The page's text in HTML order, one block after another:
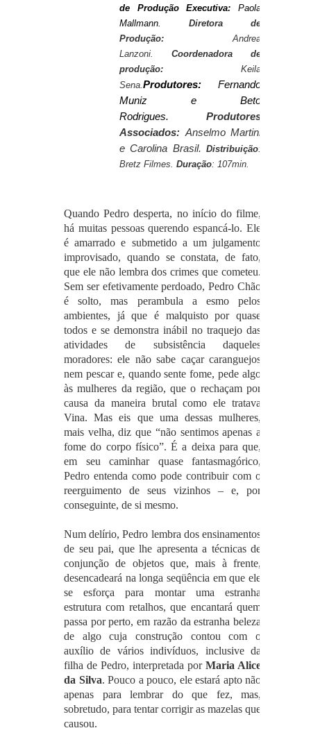
de Produção Executiva: Paola
Mallmann. Diretora de
Produção: Andrea
Lanzoni. Coordenadora de
produção: Keila
Sena. Produtores: Fernando
Muniz e Beto
Rodrigues. Produtores
Associados: Anselmo Martini
e Carolina Brasil. Distribuição:
Bretz Filmes. Duração: 107min.
Quando Pedro desperta, no início do filme,
há muitas pessoas querendo espancá-lo. Ele
é amarrado e submetido a um julgamento
improvisado, quando se constata, de fato,
que ele não lembra dos crimes que cometeu.
Sem ser efetivamente perdoado, Pedro Chão
é solto, mas perambula a esmo pelos
ambientes, já que é malquisto por quase
todos e se demonstra inábil no traquejo das
atividades de subsistência daqueles
moradores: ele não sabe caçar caranguejos
nem pescar e, quando sente fome, pede algo
às mulheres da região, que o rechaçam por
causa da maneira brutal como ele tratava
Vina. Mas eis que uma dessas mulheres,
mais velha, diz que “não sentimos apenas a
fome do corpo físico”. É a deixa para que,
em seu caminhar quase fantasmagórico,
Pedro entenda como pode contribuir com o
reerguimento de seus vizinhos – e, por
conseguinte, de si mesmo.
Num delírio, Pedro lembra dos ensinamentos
de seu pai, que lhe apresenta a técnicas de
conjunção de objetos que, mais à frente,
desencadeará na longa seqüência em que ele
se esforça para montar uma estranha
estrutura com retalhos, que encantará quem
passa por perto, em razão da estranha beleza
de algo cuja construção contou com o
auxílio de vários indivíduos, inclusive da
filha de Pedro, interpretada por Maria Alice
da Silva. Pouco a pouco, ele estará apto não
apenas para lembrar do que fez, mas,
sobretudo, para tentar corrigir as mazelas que
causou.